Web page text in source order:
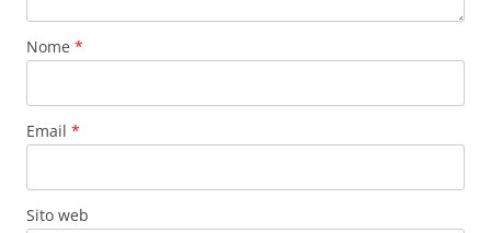
Nome *
Email *
Sito web